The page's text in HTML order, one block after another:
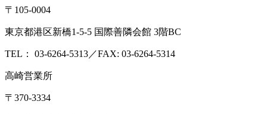
〒105-0004
東京都港区新橋1-5-5 国際善隣会館 3階BC
TEL： 03-6264-5313／FAX: 03-6264-5314
高崎営業所
〒370-3334